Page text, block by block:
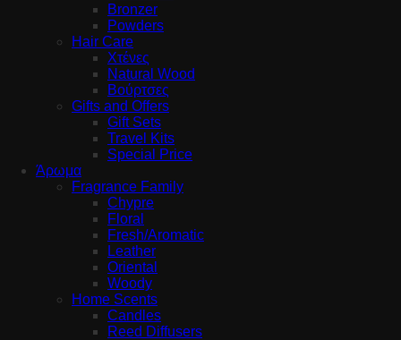
Bronzer
Powders
Hair Care
Χτένες
Natural Wood
Βούρτσες
Gifts and Offers
Gift Sets
Travel Kits
Special Price
Άρωμα
Fragrance Family
Chypre
Floral
Fresh/Aromatic
Leather
Oriental
Woody
Home Scents
Candles
Reed Diffusers